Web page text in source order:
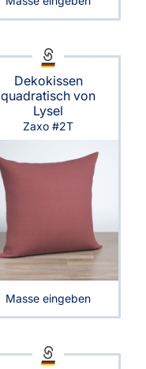
Dekokissen
quadratisch von
Lysel
Zaxo #2T
Masse eingeben